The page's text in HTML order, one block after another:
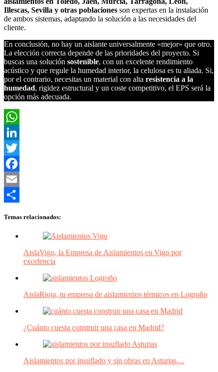
Illescas, Sevilla y otras poblaciones son expertas en la instalación
de ambos sistemas, adaptando la solución a las necesidades del
cliente.
En conclusión, no hay un aislante universalmente «mejor» que otro.
La elección correcta depende de las prioridades del proyecto. Si
buscas una solución sostenible, con un excelente rendimiento
acústico y que regule la humedad interior, la celulosa es tu aliada. Si,
por el contrario, necesitas un material con alta resistencia a la
humedad, rigidez estructural y un coste competitivo, el EPS será la
opción más adecuada.
WhatsApp
LinkedIn
Twitter
Facebook
Email
Temas relacionados:
AislaVigo, la Empresa de Aislamientos en Vigo por
excelencia
AislaRioja, tu empresa de aislamientos térmicos en Logroño
¿Cuánto cuesta construir una casa en Madrid?
Aislamientos por insuflado y sin obras en Asturias…